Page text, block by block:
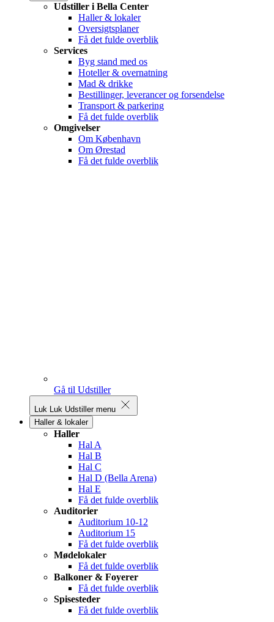
Udstiller i Bella Center
Haller & lokaler
Oversigtsplaner
Få det fulde overblik
Services
Byg stand med os
Hoteller & overnatning
Mad & drikke
Bestillinger, leverancer og forsendelse
Transport & parkering
Få det fulde overblik
Omgivelser
Om København
Om Ørestad
Få det fulde overblik
Gå til Udstiller
Luk Luk Udstiller menu
Haller & lokaler
Haller
Hal A
Hal B
Hal C
Hal D (Bella Arena)
Hal E
Få det fulde overblik
Auditorier
Auditorium 10-12
Auditorium 15
Få det fulde overblik
Mødelokaler
Få det fulde overblik
Balkoner & Foyerer
Få det fulde overblik
Spisesteder
Få det fulde overblik